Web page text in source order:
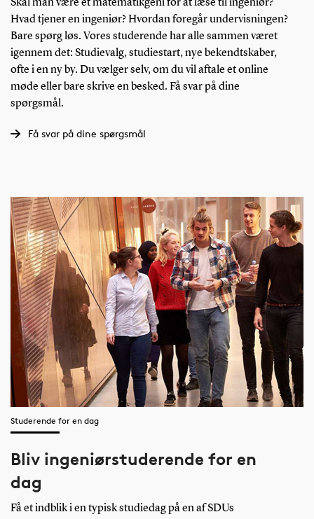
Skal man være et matematikgeni for at læse til ingeniør?
Hvad tjener en ingeniør? Hvordan foregår undervisningen?
Bare spørg løs. Vores studerende har alle sammen været
igennem det: Studievalg, studiestart, nye bekendtskaber,
ofte i en ny by. Du vælger selv, om du vil aftale et online
møde eller bare skrive en besked. Få svar på dine
spørgsmål.
Få svar på dine spørgsmål
Studerende for en dag
Bliv ingeniørstuderende for en
dag
Få et indblik i en typisk studiedag på en af SDUs